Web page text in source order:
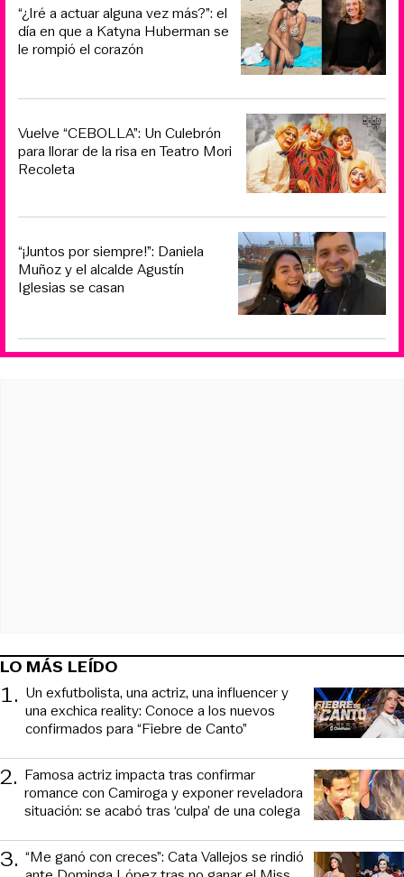
“¿Iré a actuar alguna vez más?”: el
día en que a Katyna Huberman se
le rompió el corazón
Vuelve “CEBOLLA”: Un Culebrón
para llorar de la risa en Teatro Mori
Recoleta
“¡Juntos por siempre!”: Daniela
Muñoz y el alcalde Agustín
Iglesias se casan
LO MÁS LEÍDO
1. Un exfutbolista, una actriz, una influencer y
una exchica reality: Conoce a los nuevos
confirmados para “Fiebre de Canto”
2. Famosa actriz impacta tras confirmar
romance con Camiroga y exponer reveladora
situación: se acabó tras ‘culpa’ de una colega
3. “Me ganó con creces”: Cata Vallejos se rindió